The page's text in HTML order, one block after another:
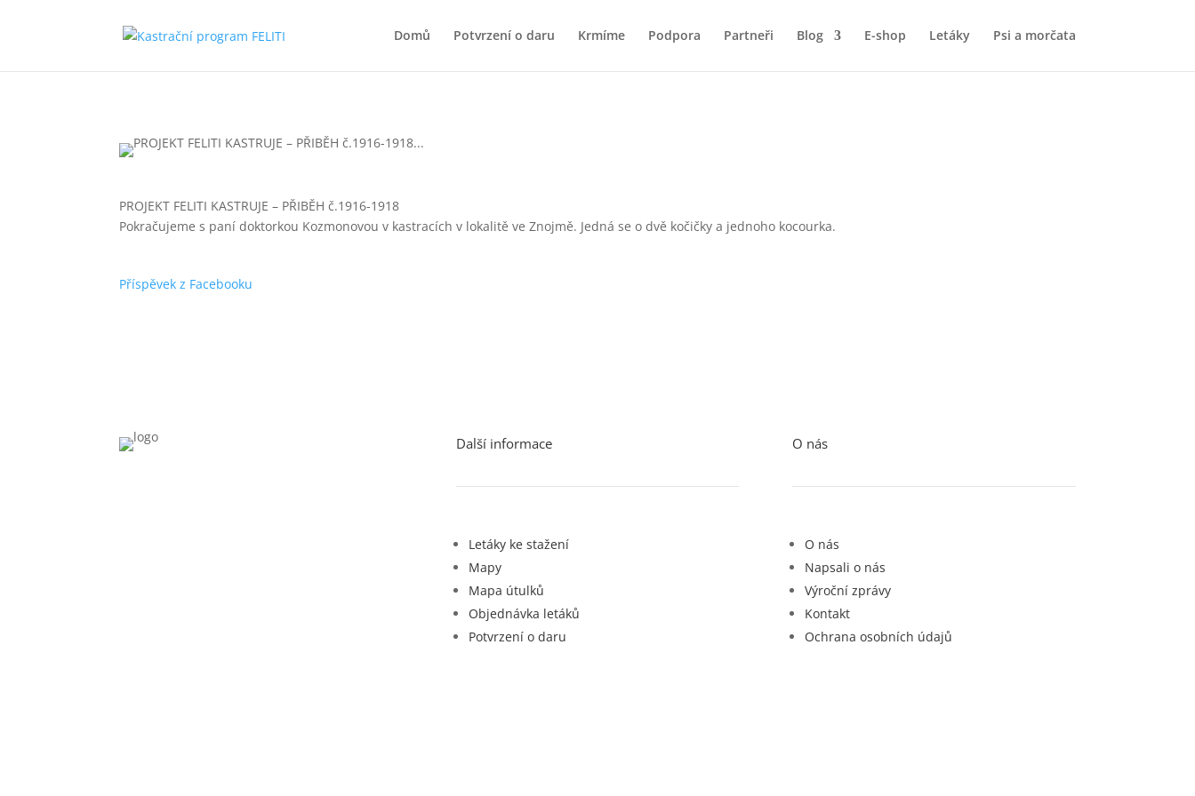
Domů Potvrzení o daru Krmíme Podpora Partneři Blog E-shop Letáky Psi a morčata
PROJEKT FELITI KASTRUJE – PŘIBĚH č.1916-1918
Pokračujeme s paní doktorkou Kozmonovou v kastracích v lokalitě ve Znojmě. Jedná se o dvě kočičky a jednoho kocourka.
Příspěvek z Facebooku
Další informace
Letáky ke stažení
Mapy
Mapa útulků
Objednávka letáků
Potvrzení o daru
O nás
O nás
Napsali o nás
Výroční zprávy
Kontakt
Ochrana osobních údajů